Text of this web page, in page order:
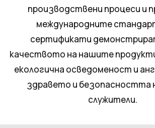
производствени процеси и
международните
сертификати
качеството на нашите
екологична осведоменост и
здравето и безопасността
служители.